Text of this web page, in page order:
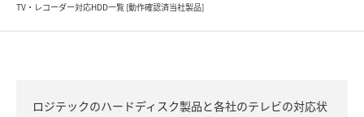
TV・レコーダー対応HDD一覧 [動作確認済当社製品]
ロジテックのハードディスク製品と各社のテレビの対応状